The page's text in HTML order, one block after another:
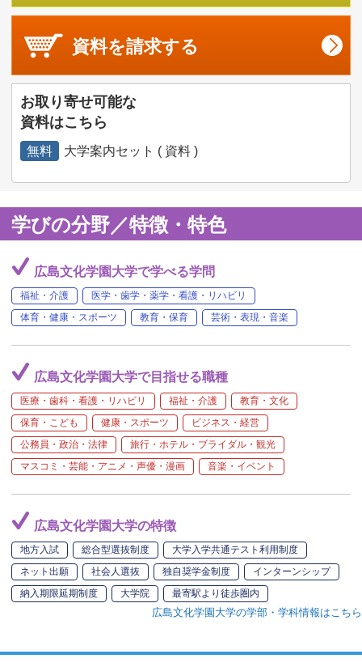
資料を請求する
お取り寄せ可能な
資料はこちら
無料 大学案内セット ( 資料 )
学びの分野／特徴・特色
広島文化学園大学で学べる学問
福祉・介護
医学・歯学・薬学・看護・リハビリ
体育・健康・スポーツ
教育・保育 芸術・表現・音楽
広島文化学園大学で目指せる職種
医療・歯科・看護・リハビリ 福祉・介護
教育・文化
保育・こども
健康・スポーツ
ビジネス・経営
公務員・政治・法律
旅行・ホテル・ブライダル・観光
マスコミ・芸能・アニメ・声優・漫画
音楽・イベント
広島文化学園大学の特徴
地方入試 総合型選抜制度
大学入学共通テスト利用制度
ネット出願
社会人選抜 独自奨学金制度
インターンシップ
納入期限延期制度
大学院 最寄駅より徒歩圏内
広島文化学園大学の学部・学科情報はこちら